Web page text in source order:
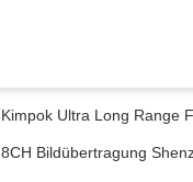
Kimpok Ultra Long Range
8CH Bildübertragung